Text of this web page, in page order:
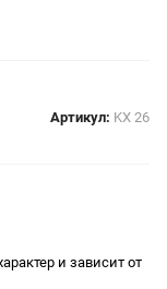
Артикул: KX 26
и зависит от